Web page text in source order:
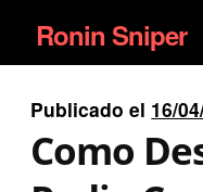
Ir
a
la
navegación
Ir
al
contenido
Ronin Sniper
PISTOLAS
Publicado el 16/
Como